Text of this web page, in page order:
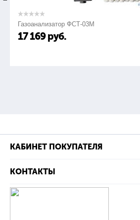
Давление условное PN, МПа (кгс/см
Газоанализатор ФСТ-03М
17 169 руб.
КАБИНЕТ ПОКУПАТЕЛЯ
КОНТАКТЫ